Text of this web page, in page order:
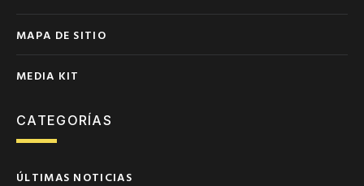
MAPA DE SITIO
MEDIA KIT
CATEGORÍAS
ÚLTIMAS NOTICIAS